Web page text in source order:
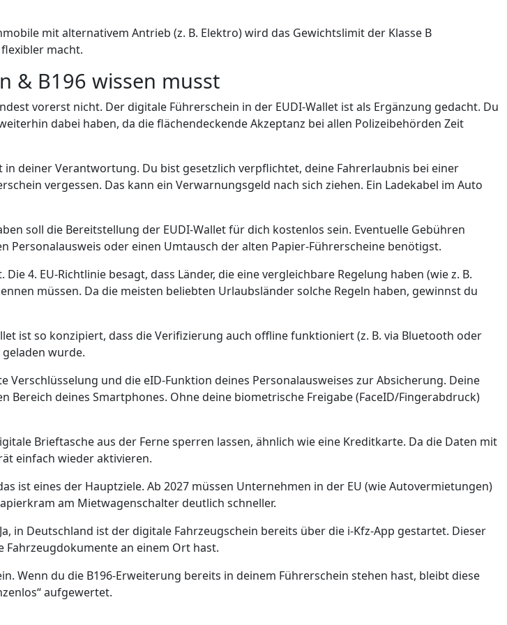
mit alternativem Antrieb (z. B. Elektro) wird das Gewichtslimit der Klasse B
macht.
& B196 wissen musst
vorerst nicht. Der digitale Führerschein in der EUDI-Wallet ist als Ergänzung gedacht. Du
dabei haben, da die flächendeckende Akzeptanz bei allen Polizeibehörden Zeit
in deiner Verantwortung. Du bist gesetzlich verpflichtet, deine Fahrerlaubnis bei einer
vergessen. Das kann ein Verwarnungsgeld nach sich ziehen. Ein Ladekabel im Auto
soll die Bereitstellung der EUDI-Wallet für dich kostenlos sein. Eventuelle Gebühren
oder einen Umtausch der alten Papier-Führerscheine benötigst.
Die 4. EU-Richtlinie besagt, dass Länder, die eine vergleichbare Regelung haben (wie z. B.
müssen. Da die meisten beliebten Urlaubsländer solche Regeln haben, gewinnst du
ist so konzipiert, dass die Verifizierung auch offline funktioniert (z. B. via Bluetooth oder
geladen wurde.
Verschlüsselung und die eID-Funktion deines Personalausweises zur Absicherung. Deine
deines Smartphones. Ohne deine biometrische Freigabe (FaceID/Fingerabdruck)
Brieftasche aus der Ferne sperren lassen, ähnlich wie eine Kreditkarte. Da die Daten mit
einfach wieder aktivieren.
ist eines der Hauptziele. Ab 2027 müssen Unternehmen in der EU (wie Autovermietungen)
am Mietwagenschalter deutlich schneller.
Ja, in Deutschland ist der digitale Fahrzeugschein bereits über die i-Kfz-App gestartet. Dieser
Fahrzeugdokumente an einem Ort hast.
Wenn du die B196-Erweiterung bereits in deinem Führerschein stehen hast, bleibt diese
aufgewertet.